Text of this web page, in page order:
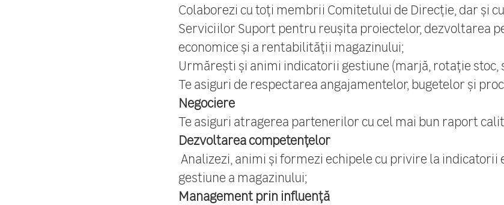
Colaborezi cu toți membrii Comitetului de Direcție, dar și
Serviciilor Suport pentru reușita proiectelor, dezvoltarea
economice și a rentabilității magazinului;
Urmărești și animi indicatorii gestiune (marjă, rotaţie stoc,
Te asiguri de respectarea angajamentelor, bugetelor și
Negociere
Te asiguri atragerea partenerilor cu cel mai bun raport
Dezvoltarea competențelor
Analizezi, animi și formezi echipele cu privire la indicatorii
gestiune a magazinului;
Management prin influență